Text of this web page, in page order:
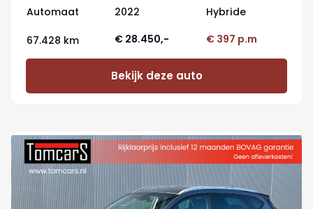
Automaat 2022 Hybride
67.428 km € 28.450,- € 397 p.m
Bekijk deze auto